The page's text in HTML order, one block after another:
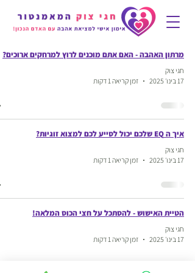
מרתון האהבה - האם אתם מוכנים לרוץ למרחקים ארוכים?
חגי צוק
17 בינו׳ 2025
זמן קריאה 1 דקות
איך ה EQ שלכם יכול לסייע לכם למצוא זוגיות?
חגי צוק
17 בינו׳ 2025
זמן קריאה 1 דקות
הטיית האישוש - להסתכל על חצי הכוס המלאה!
חגי צוק
17 בינו׳ 2025
זמן קריאה 1 דקות